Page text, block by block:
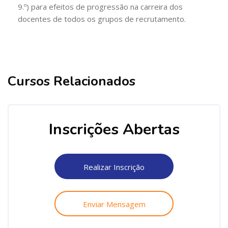
9.º) para efeitos de progressão na carreira dos
docentes de todos os grupos de recrutamento.
Ignorar [Cocoon] Related courses
Cursos Relacionados
Inscrições Abertas
Realizar Inscrição
Enviar Mensagem